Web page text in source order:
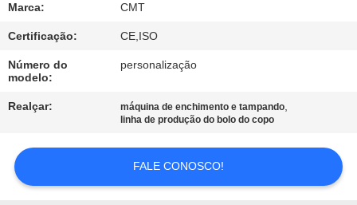
CONTATE-
NOS
BLOG
SOLICITE UM
ORÇAMENTO
Marca: CMT
Certificação: CE,ISO
Número do
modelo:
personalização
Realçar: máquina de enchimento e tampando,
linha de produção do bolo do copo
FALE CONOSCO!